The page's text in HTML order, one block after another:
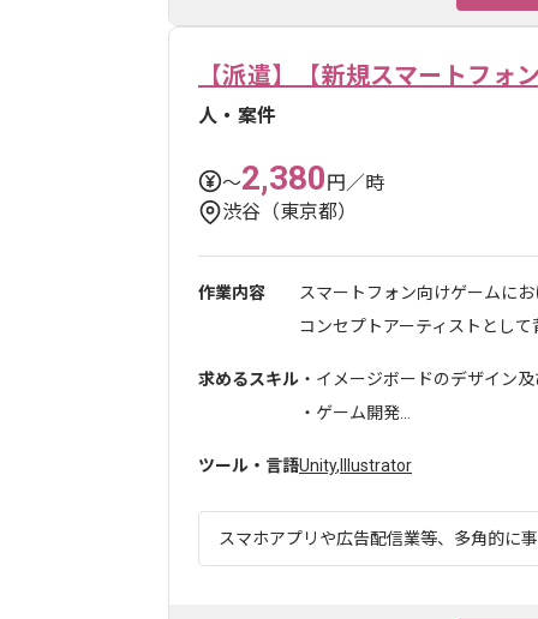
【派遣】【新規スマートフォ
人・案件
〜2,380円／時
渋谷（東京都）
作業内容
スマートフォン向けゲームに
コンセプトアーティストとして
求めるスキル ・イメージボードのデザイン
・ゲーム開発...
ツール・言語Unity, Illustrator
スマホアプリや広告配信業等、多角的に